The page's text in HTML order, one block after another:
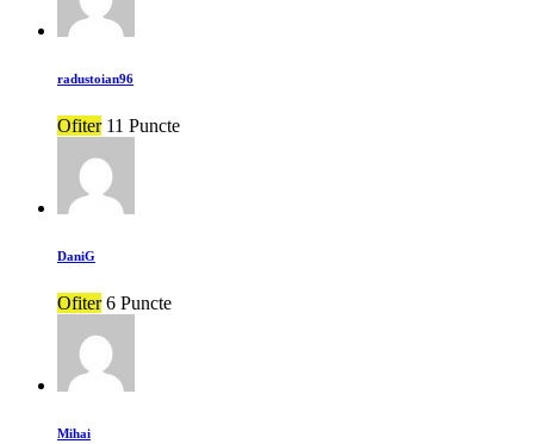
radustoian96
Ofiter 11 Puncte
DaniG
Ofiter 6 Puncte
Mihai